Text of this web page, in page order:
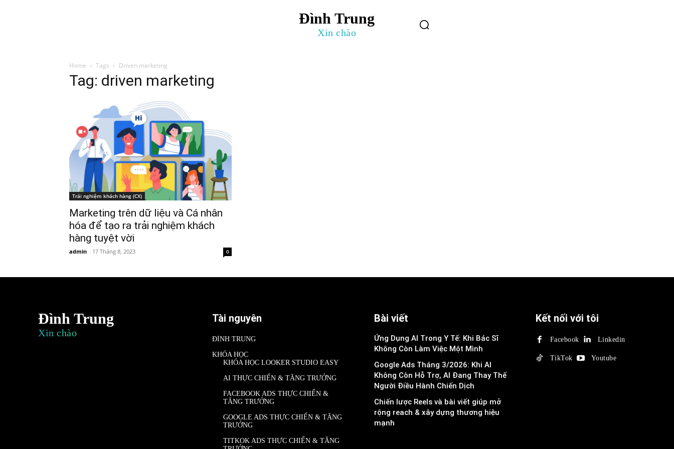
Đình Trung
Xin chào
Home Tags Driven marketing
Tag: driven marketing
Trải nghiệm khách hàng (CX)
Marketing trên dữ liệu và Cá nhân
hóa để tạo ra trải nghiệm khách
hàng tuyệt vời
admin - 17 Tháng 8, 2023 0
Đình Trung
Xin chào
Tài nguyên
ĐÌNH TRUNG
KHÓA HỌC
KHÓA HỌC LOOKER STUDIO EASY
AI THỰC CHIẾN & TĂNG TRƯỞNG
FACEBOOK ADS THỰC CHIẾN &
TĂNG TRƯỞNG
GOOGLE ADS THỰC CHIẾN & TĂNG
TRƯỞNG
TITKOK ADS THỰC CHIẾN & TĂNG
Bài viết
Ứng Dụng AI Trong Y Tế: Khi Bác Sĩ
Không Còn Làm Việc Một Mình
Google Ads Tháng 3/2026: Khi AI
Không Còn Hỗ Trợ, AI Đang Thay Thế
Người Điều Hành Chiến Dịch
Chiến lược Reels và bài viết giúp mở
rộng reach & xây dựng thương hiệu
mạnh
Kết nối với tôi
Facebook Linkedin
TikTok Youtube